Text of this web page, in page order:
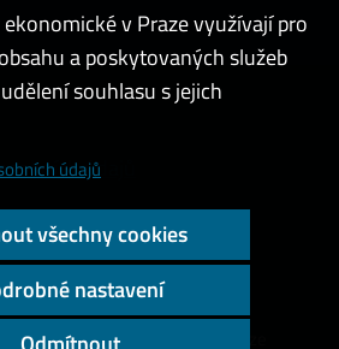
údajů
Vysoká škola ekonomická v Praze
v Praze využívají pro
a poskytovaných služeb
souhlasu s jejich
údajů
všechny cookies
nastavení